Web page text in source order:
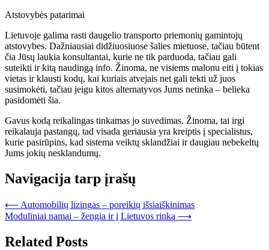
Atstovybės patarimai
Lietuvoje galima rasti daugelio transporto priemonių gamintojų
atstovybes. Dažniausiai didžiuosiuose šalies mietuose, tačiau būtent
čia Jūsų laukia konsultantai, kurie ne tik parduoda, tačiau gali
suteikti ir kitą naudingą info. Žinoma, ne visiems malonu eiti į tokias
vietas ir klausti kodų, kai kuriais atvejais net gali tekti už juos
susimokėti, tačiau jeigu kitos alternatyvos Jums netinka – belieka
pasidomėti šia.
Gavus kodą reikalingas tinkamas jo suvedimas. Žinoma, tai irgi
reikalauja pastangų, tad visada geriausia yra kreiptis į specialistus,
kurie pasirūpins, kad sistema veiktų sklandžiai ir daugiau nebekeltų
Jums jokių nesklandumų.
Navigacija tarp įrašų
⟵ Automobilių lizingas – poreikių išsiaiškinimas
Moduliniai namai – žengia ir į Lietuvos rinką ⟶
Related Posts